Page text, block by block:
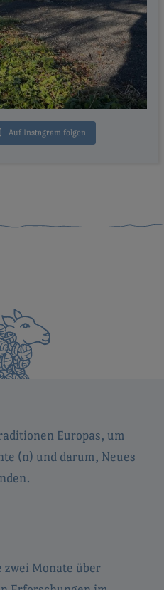
Auf Instagram folgen
Europas, um
(n) und darum, Neues
Monate über